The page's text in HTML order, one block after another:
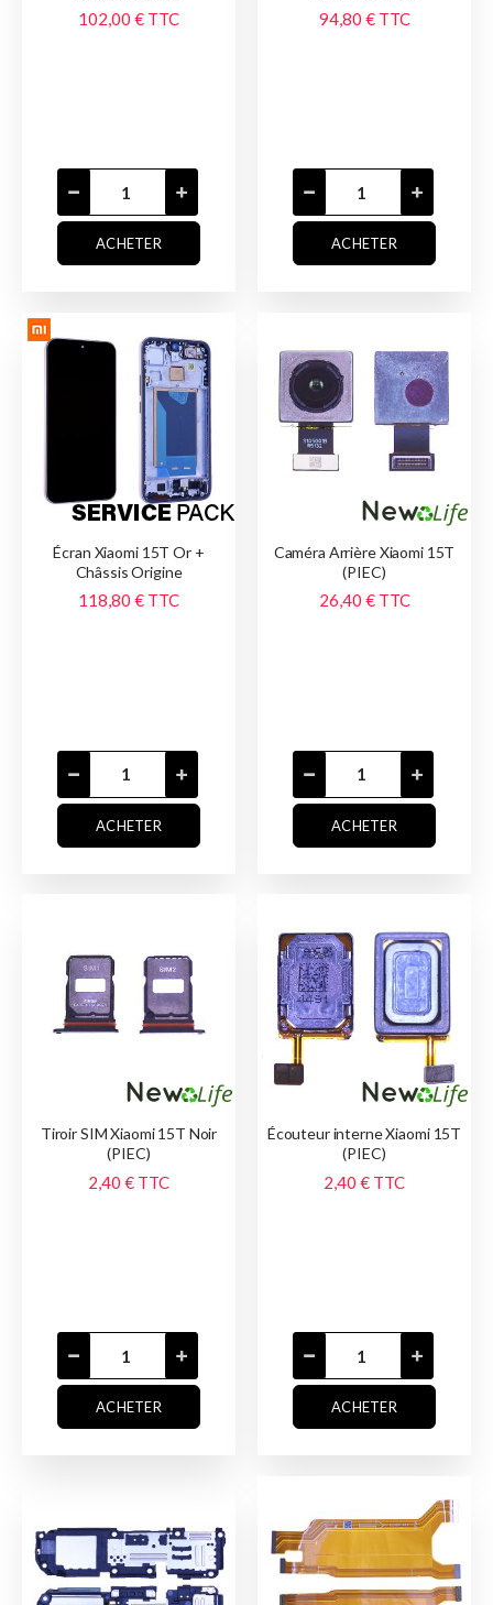
102,00 € TTC
ACHETER
94,80 € TTC
ACHETER
Écran Xiaomi 15T Or +
Châssis Origine
118,80 € TTC
ACHETER
Caméra Arrière Xiaomi 15T
(PIEC)
26,40 € TTC
ACHETER
Tiroir SIM Xiaomi 15T Noir
(PIEC)
2,40 € TTC
ACHETER
Écouteur interne Xiaomi 15T
(PIEC)
2,40 € TTC
ACHETER